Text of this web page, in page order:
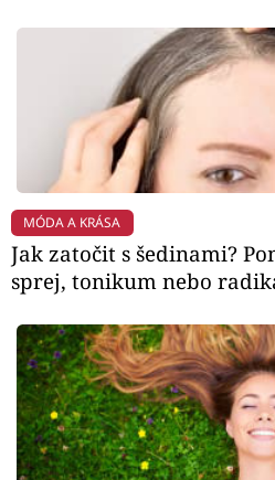
MÓDA A KRÁSA
Jak zatočit s šedinami?
sprej, tonikum nebo